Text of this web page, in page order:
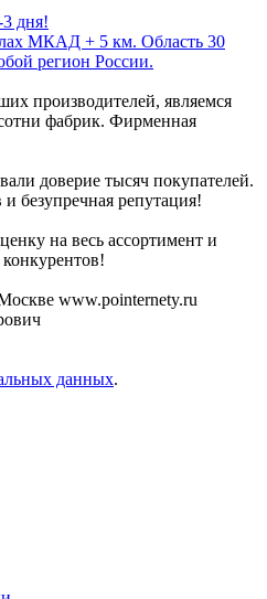
3 дня!
МКАД + 5 км. Область 30
регион России.
производителей, являемся
фабрик. Фирменная
доверие тысяч покупателей.
безупречная репутация!
на весь ассортимент и
www.pointernety.ru
данных.